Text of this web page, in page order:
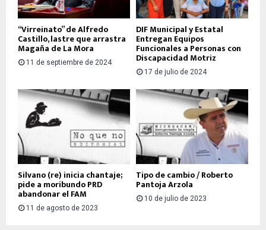
“Virreinato” de Alfredo
Castillo, lastre que arrastra
Magaña de La Mora
11 de septiembre de 2024
DIF Municipal y Estatal
Entregan Equipos
Funcionales a Personas con
Discapacidad Motriz
17 de julio de 2024
Silvano (re) inicia chantaje;
pide a moribundo PRD
abandonar el FAM
11 de agosto de 2023
Tipo de cambio / Roberto
Pantoja Arzola
10 de julio de 2023